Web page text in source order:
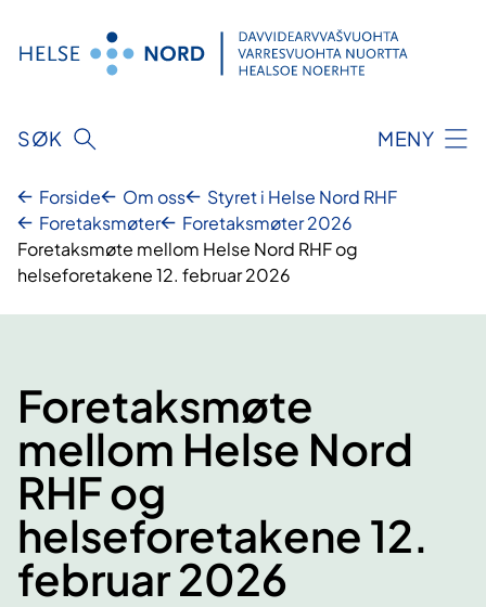
innhold
SØK MENY
Forside Om oss
Styret i Helse Nord RHF
Foretaksmøter
Foretaksmøter 2026
Foretaksmøte mellom Helse Nord RHF og
helseforetakene 12. februar 2026
Foretaksmøte
mellom Helse Nord
RHF og
helseforetakene 12.
februar 2026